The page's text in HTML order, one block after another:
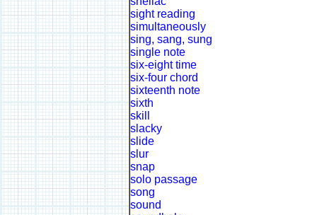
sight reading
simultaneously
sing, sang, sung
single note
six-eight time
six-four chord
sixteenth note
sixth
skill
slacky
slide
slur
snap
solo passage
song
sound